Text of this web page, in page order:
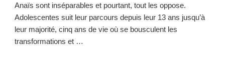
Anaïs sont inséparables et pourtant, tout les oppose.
Adolescentes suit leur parcours depuis leur 13 ans jusqu’à
leur majorité, cinq ans de vie où se bousculent les
transformations et …